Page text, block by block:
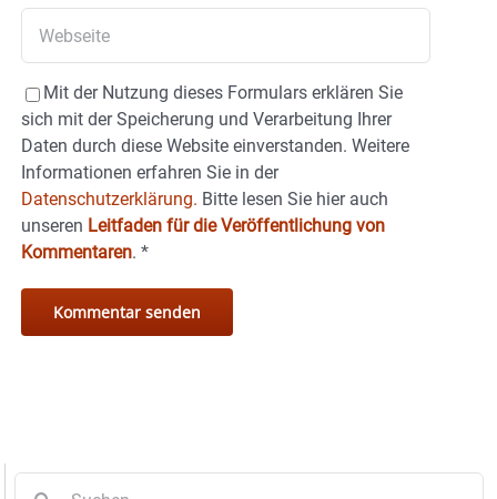
Mit der Nutzung dieses Formulars erklären Sie
sich mit der Speicherung und Verarbeitung Ihrer
Daten durch diese Website einverstanden. Weitere
Informationen erfahren Sie in der
Datenschutzerklärung. Bitte lesen Sie hier auch
unseren Leitfaden für die Veröffentlichung von
Kommentaren. *